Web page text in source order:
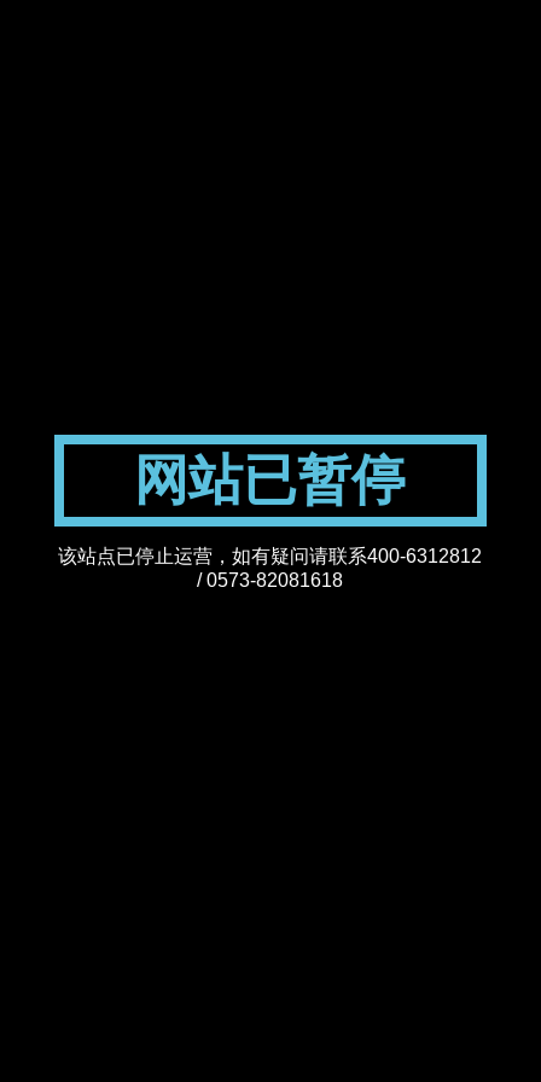
网站已暂停
该站点已停止运营，如有疑问请联系400-6312812
/ 0573-82081618